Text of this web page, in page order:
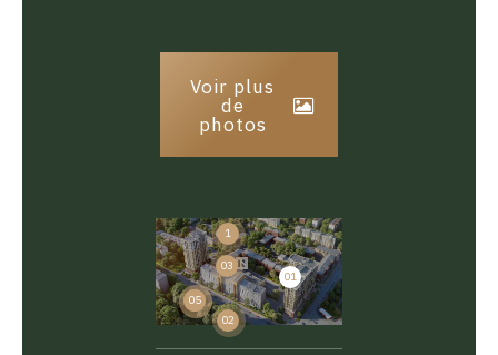
Voir plus
de
photos
01
1
02
03
04
05